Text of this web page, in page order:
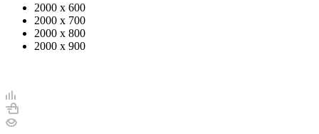
2000 х 600
2000 х 700
2000 х 800
2000 х 900